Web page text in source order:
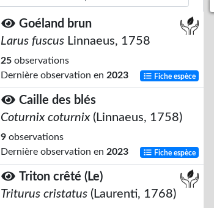
Goéland brun
Larus fuscus Linnaeus, 1758
25 observations
Dernière observation en 2023 Fiche espèce
Caille des blés
Coturnix coturnix(Linnaeus, 1758)
9 observations
Dernière observation en 2023 Fiche espèce
Triton crêté (Le)
Triturus cristatus (Laurenti, 1768)